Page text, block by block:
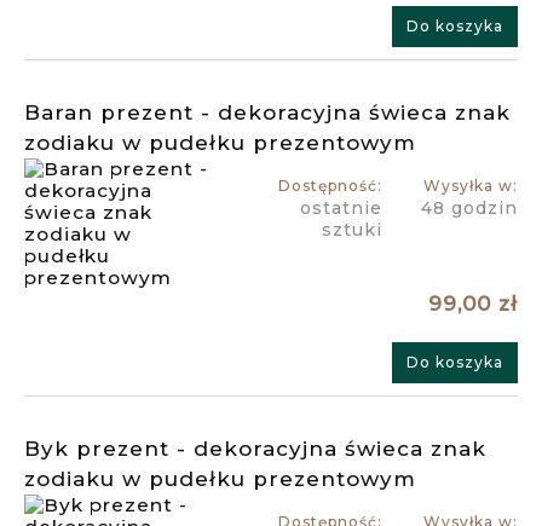
Do koszyka
Baran prezent - dekoracyjna świeca znak
zodiaku w pudełku prezentowym
Dostępność:
ostatnie
sztuki
Wysyłka w:
48 godzin
99,00 zł
Do koszyka
Byk prezent - dekoracyjna świeca znak
zodiaku w pudełku prezentowym
Dostępność: Wysyłka w: